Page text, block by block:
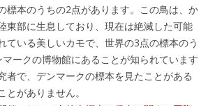
標本のうちの2点があります。この鳥は、か
東部に生息しており、現在は絶滅した可能
ている美しいカモで、世界の3点の標本のう
ークの博物館にあることが知られています
者で、デンマークの標本を見たことがある
とがありません。